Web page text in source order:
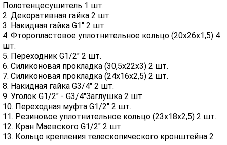
Полотенцесушитель 1 шт.
2. Декоративная гайка 2 шт.
3. Накидная гайка G1" 2 шт.
4. Фторопластовое уплотнительное кольцо (20х26х1,5) 4
шт.
5. Переходник G1/2" 2 шт.
6. Силиконовая прокладка (30,5х22х3) 2 шт.
7. Силиконовая прокладка (24х16х2,5) 2 шт.
8. Накидная гайка G3/4" 2 шт.
9. Уголок G1/2" - G3/4"Заглушка 2 шт.
10. Переходная муфта G1/2" 2 шт.
11. Резиновое уплотнительное кольцо (23х18х2,5) 2 шт.
12. Кран Маевского G1/2" 2 шт.
13. Кольцо крепления телескопического кронштейна 2